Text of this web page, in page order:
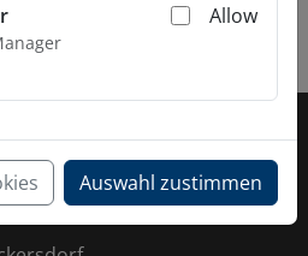
Allow
Auswahl zustimmen